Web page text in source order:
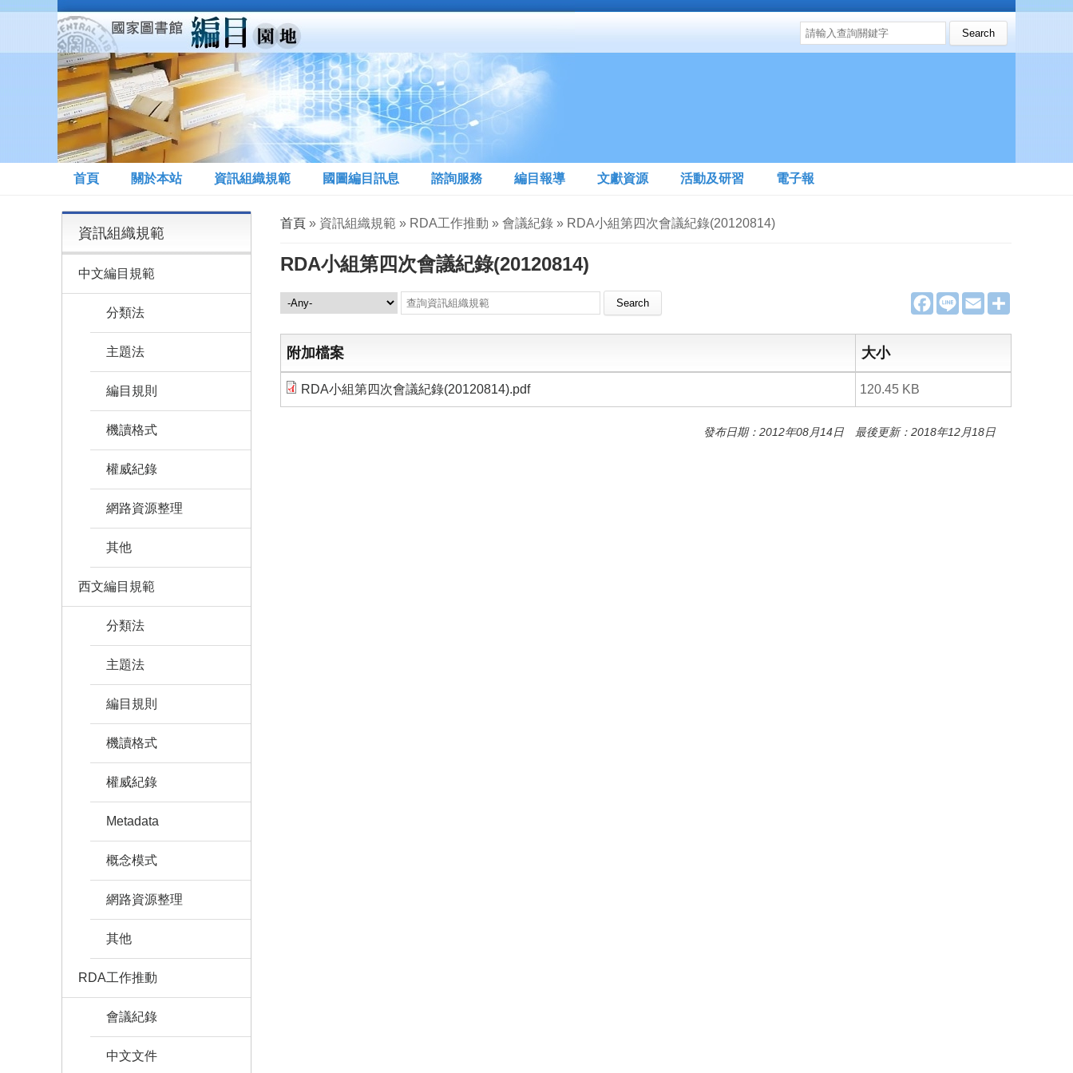
移至主內容
搜尋表單
Search this site
首頁 關於本站 資訊組織規範 國圖編目訊息 諮詢服務 編目報導 文獻資源 活動及研習 電子報
您在這裡
首頁» 資訊組織規範 » RDA工作推動 » 會議紀錄 » RDA小組第四次會議紀錄(20120814)
RDA小組第四次會議紀錄(20120814)
F
a
e
o
L
e
E
m
i
資訊組織規範 Search this site
附加檔案 大小
RDA小組第四次會議紀錄(20120814).pdf 120.45 KB
發布日期：2012年08月14日 最後更新：2018年12月18日
資訊組織規範
中文編目規範
分類法
主題法
編目規則
機讀格式
權威紀錄
網路資源整理
其他
西文編目規範
分類法
主題法
編目規則
機讀格式
權威紀錄
Metadata
概念模式
網路資源整理
其他
RDA工作推動
會議紀錄
中文文件